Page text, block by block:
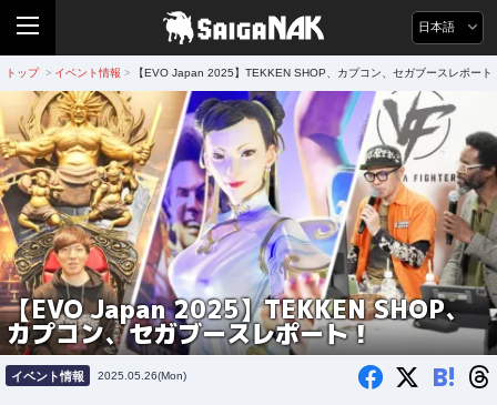
日本語
トップ > イベント情報 > 【EVO Japan 2025】TEKKEN SHOP、カプコン、セガブースレポート
【EVO Japan 2025】TEKKEN SHOP、
カプコン、セガブースレポート！
イベント情報 2025.05.26(Mon) B!